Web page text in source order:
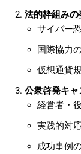
法的枠組みの
サイバー
国際協力
仮想通貨
公衆啓発キ
経営者・
実践的対
成功事例